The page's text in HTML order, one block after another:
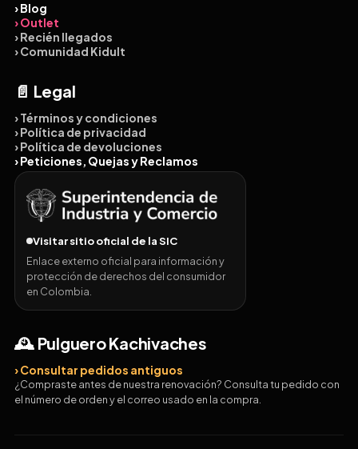
› Blog
› Outlet
› Recién llegados
› Comunidad Kidult
📄 Legal
› Términos y condiciones
› Política de privacidad
› Política de devoluciones
› Peticiones, Quejas y Reclamos
Visitar sitio oficial de la SIC
Enlace externo oficial para información y
protección de derechos del consumidor
en Colombia.
🕰️ Pulguero Kachivaches
› Consultar pedidos antiguos
¿Compraste antes de nuestra renovación? Consulta tu pedido con
el número de orden y el correo usado en la compra.